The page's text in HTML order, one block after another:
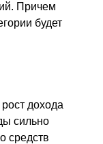
Причем
будет
дохода
сильно
средств